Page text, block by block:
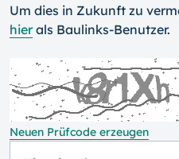
Um dies in Zukunft zu
hierals Baulinks-Benutzer.
Neuen Prüfcode erzeugen